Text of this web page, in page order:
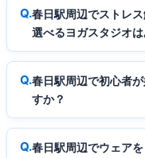
春日駅周辺でストレ
選べるヨガスタジオ
春日駅周辺で初心者
すか？
春日駅周辺でウェア